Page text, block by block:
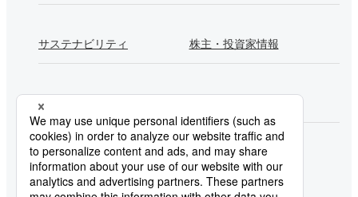
サステナビリティ 株主・投資家情報
採用情報
製鉄所一覧